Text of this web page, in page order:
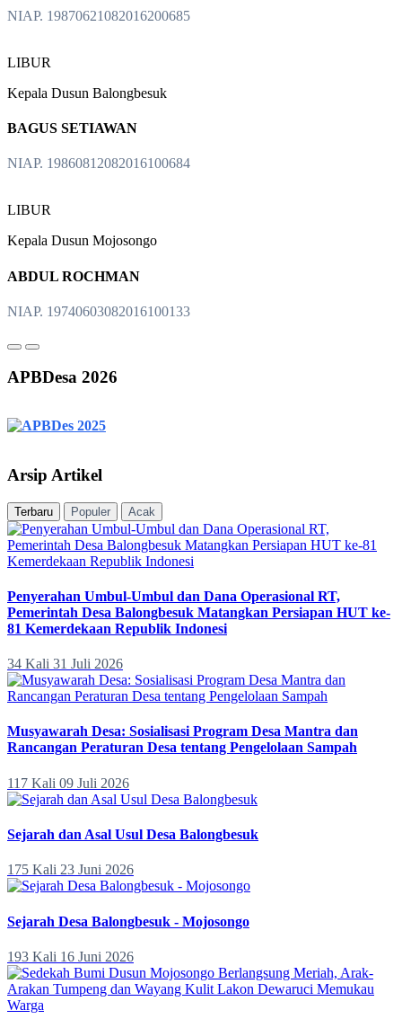
NIAP. 19870621082016200685
LIBUR
Kepala Dusun Balongbesuk
BAGUS SETIAWAN
NIAP. 19860812082016100684
LIBUR
Kepala Dusun Mojosongo
ABDUL ROCHMAN
NIAP. 19740603082016100133
APBDesa 2026
Arsip Artikel
Terbaru Populer Acak
Penyerahan Umbul-Umbul dan Dana Operasional RT,
Pemerintah Desa Balongbesuk Matangkan Persiapan HUT ke-
81 Kemerdekaan Republik Indonesi
34 Kali 31 Juli 2026
Musyawarah Desa: Sosialisasi Program Desa Mantra dan
Rancangan Peraturan Desa tentang Pengelolaan Sampah
117 Kali 09 Juli 2026
Sejarah dan Asal Usul Desa Balongbesuk
175 Kali 23 Juni 2026
Sejarah Desa Balongbesuk - Mojosongo
193 Kali 16 Juni 2026